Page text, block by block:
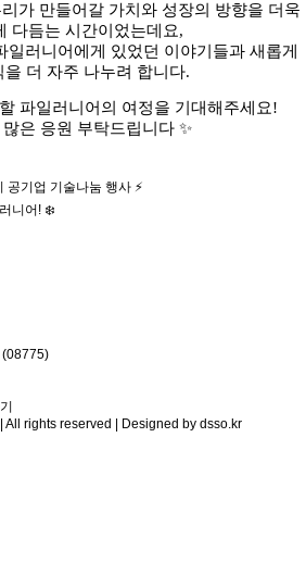
가 만들어갈 가치와 성장의 방향을 더욱
다듬는 시간이었는데요,
일러니어에게 있었던 이야기들과 새롭게
을 더 자주 나누려 합니다.
파일러니어의 여정을 기대해주세요!
은 응원 부탁드립니다 ✨
공기업 기술나눔 행사 ⚡
니어! ❄️
(08775)
| All rights reserved | Designed by dsso.kr